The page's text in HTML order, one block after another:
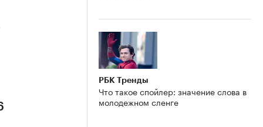
РБК Тренды
Что такое спойлер: значение слова в
молодежном сленге